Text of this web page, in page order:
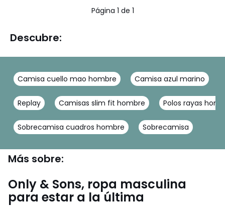
Página 1 de 1
Descubre:
Camisa cuello mao hombre Camisa azul marino
Replay Camisas slim fit hombre Polos rayas
Sobrecamisa cuadros hombre Sobrecamisa
Más sobre:
Only & Sons, ropa masculina
para estar a la última